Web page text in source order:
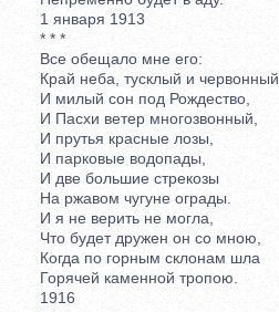
1 января 1913
* * *
Все обещало мне его:
Край неба, тусклый и червонный,
И милый сон под Рождество,
И Пасхи ветер многозвонный,
И прутья красные лозы,
И парковые водопады,
И две большие стрекозы
На ржавом чугуне ограды.
И я не верить не могла,
Что будет дружен он со мною,
Когда по горным склонам шла
Горячей каменной тропою.
1916